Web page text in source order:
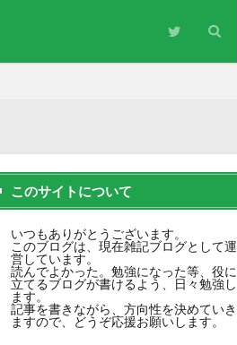
このサイトについて
いつもありがとうございます。
このブログは、現在雑記ブログとして運
営しています。
読んでよかった。勉強になった等、役に
立てるブログが書けるよう、日々勉強し
ます。
記事を書きながら、方向性を決めていき
ますので、どうぞ応援お願いします。